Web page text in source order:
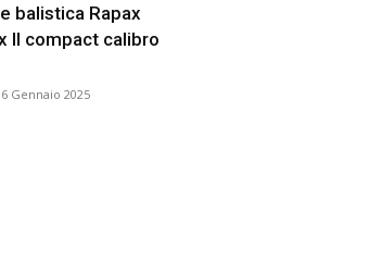
balistica Rapax
II compact calibro
6 Gennaio 2025